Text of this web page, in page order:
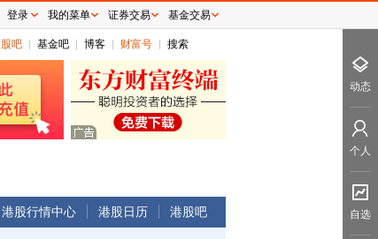
股吧 基金吧 博客 财富号 搜索
港股行情中心 港股日历 港股吧
登录 我的菜单 证券交易 基金交易
动态
个人
自选